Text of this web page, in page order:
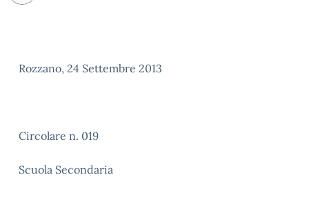
Rozzano, 24 Settembre 2013
Circolare n. 019
Scuola Secondaria